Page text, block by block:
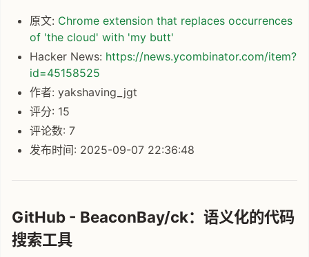
原文: Chrome extension that replaces occurrences
of 'the cloud' with 'my butt'
Hacker News: https://news.ycombinator.com/item?
id=45158525
作者: yakshaving_jgt
评分: 15
评论数: 7
发布时间: 2025-09-07 22:36:48
GitHub - BeaconBay/ck：语义化的代码
搜索工具